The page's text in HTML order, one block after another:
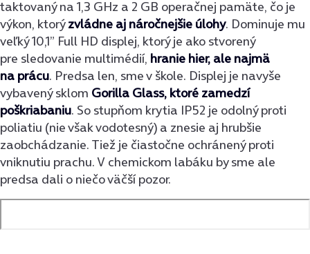
taktovaný na 1,3 GHz a 2 GB operačnej pamäte, čo je
výkon, ktorýzvládne aj náročnejšie úlohy. Dominuje mu
veľký 10,1” Full HD displej, ktorý je ako stvorený
pre sledovanie multimédií, hranie hier, ale najmä
na prácu. Predsa len, sme v škole. Displej je navyše
vybavený sklom Gorilla Glass, ktoré zamedzí
poškriabaniu. So stupňom krytia IP52 je odolný proti
poliatiu (nie však vodotesný) a znesie aj hrubšie
zaobchádzanie. Tiež je čiastočne ochránený proti
vniknutiu prachu. V chemickom labáku by sme ale
predsa dali o niečo väčší pozor.